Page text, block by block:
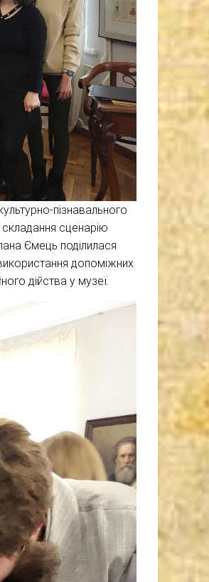
пізнавального
складання сценарію
Ємець поділилася
допоміжних
дійства у музеї.